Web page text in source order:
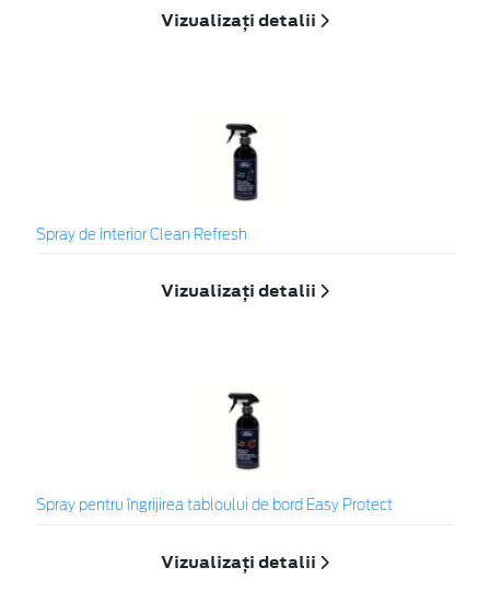
Vizualizați detalii
Spray de interior Clean Refresh
Vizualizați detalii
Spray pentru îngrijirea tabloului de bord Easy Protect
Vizualizați detalii